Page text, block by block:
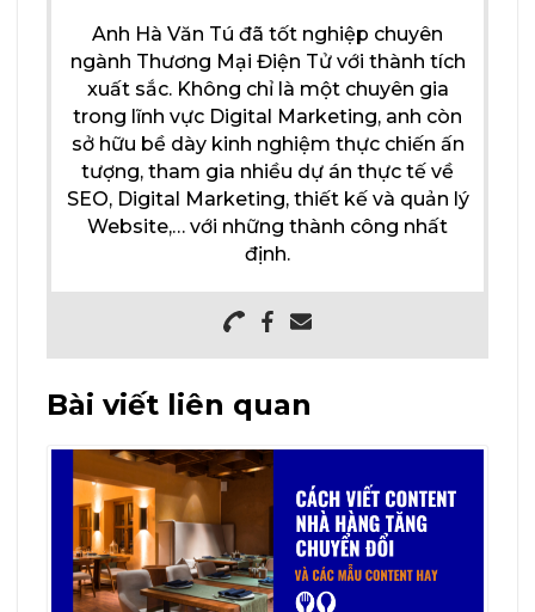
Anh Hà Văn Tú đã tốt nghiệp chuyên
ngành Thương Mại Điện Tử với thành tích
xuất sắc. Không chỉ là một chuyên gia
trong lĩnh vực Digital Marketing, anh còn
sở hữu bề dày kinh nghiệm thực chiến ấn
tượng, tham gia nhiều dự án thực tế về
SEO, Digital Marketing, thiết kế và quản lý
Website,… với những thành công nhất
định.
Bài viết liên quan